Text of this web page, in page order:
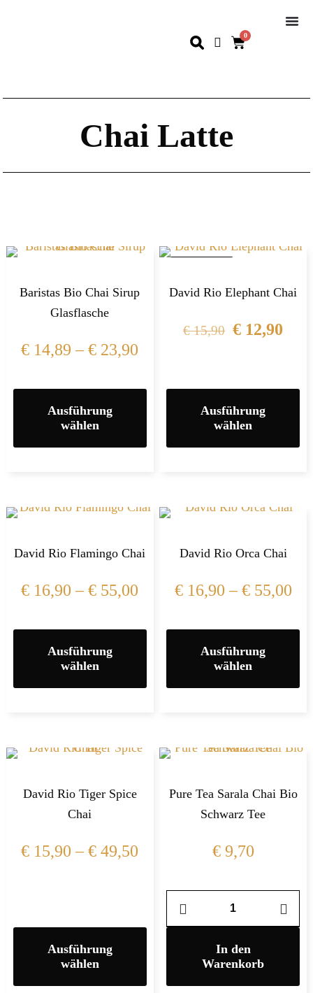
0
Chai Latte
Baristas Bio Chai Sirup
Glasflasche
€ 14,89 –€ 23,90
Ausführung
wählen
David Rio Elephant Chai
€15,90 € 12,90
Ausführung
wählen
David Rio Flamingo Chai
€ 16,90 –€ 55,00
Ausführung
wählen
David Rio Orca Chai
€16,90 –€55,00
Ausführung
wählen
David Rio Tiger Spice
Chai
€ 15,90 –€ 49,50
Ausführung
wählen
Pure Tea Sarala Chai Bio
Schwarz Tee
€9,70
In den
Warenkorb